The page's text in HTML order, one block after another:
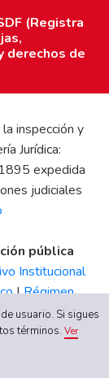
(Registra
derechos de
inspección y
Jurídica:
expedida
judiciales
pública
Institucional
|Régimen
Ética| Canal
usuario. Si sigues
términos.Ver